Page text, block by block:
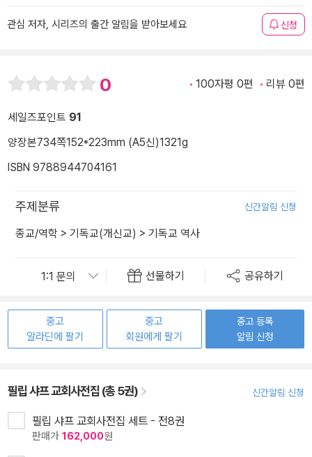
관심 저자, 시리즈의 출간 알림을 받아보세요 신청
0 100자평 0편 리뷰 0편
세일즈포인트 91
양장본734쪽152*223mm (A5신)1321g
ISBN 9788944704161
주제분류 신간알림 신청
종교/역학 > 기독교(개신교) > 기독교 역사
선물하기 공유하기
중고
알라딘에 팔기
중고
회원에게 팔기
중고 등록
알림 신청
필립 샤프 교회사전집 (총 5권) 신간알림 신청
필립 샤프 교회사전집 세트 - 전8권
판매가 162,000원